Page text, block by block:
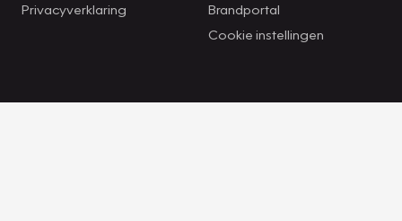
Privacyverklaring
Brandportal
Cookie instellingen